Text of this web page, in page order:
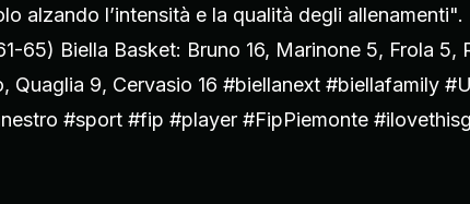
alzando l’intensità e la qualità degli
65) Biella Basket: Bruno 16, Marinone 5, Frola 5,
Quaglia 9, Cervasio 16 #biellanext #biellafamily
#sport #fip #player #FipPiemonte